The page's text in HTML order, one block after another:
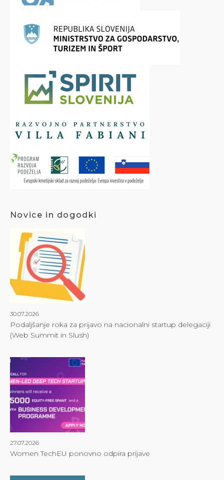
Novice in dogodki
30.07.2026
Podaljšanje roka za prijavo na nacionalni startup delegaciji
(Web Summit in Slush)
27.07.2026
Women TechEU ponovno odpira prijave